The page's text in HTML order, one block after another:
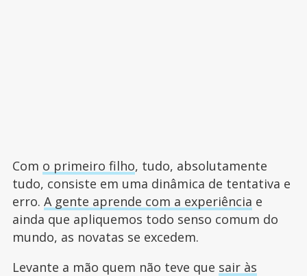
Com o primeiro filho, tudo, absolutamente
tudo, consiste em uma dinâmica de tentativa e
erro. A gente aprende com a experiência e
ainda que apliquemos todo senso comum do
mundo, as novatas se excedem.
Levante a mão quem não teve que sair às